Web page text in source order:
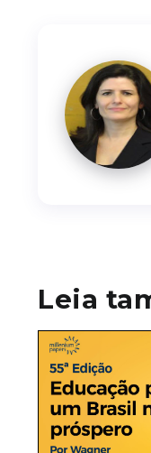
Leia